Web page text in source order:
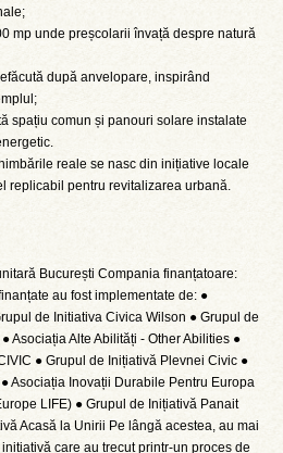
mp unde preșcolarii învață despre natură
după anvelopare, inspirând
spațiu comun și panouri solare instalate
reale se nasc din inițiative locale
replicabil pentru revitalizarea urbană.
București Compania finanțatoare:
au fost implementate de: ●
de Initiativa Civica Wilson ● Grupul de
Asociația Alte Abilități - Other Abilities ●
● Grupul de Inițiativă Plevnei Civic ●
Asociația Inovații Durabile Pentru Europa
LIFE) ● Grupul de Inițiativă Panait
Acasă la Unirii Pe lângă acestea, au mai
care au trecut printr-un proces de